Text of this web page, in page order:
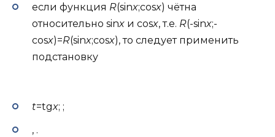
если функция R(sinx;cosx) чётна
относительно sinx и cosx, т.е. R(-sinx;-
cosx)=R(sinx;cosx), то следует применить
подстановку
t=tgx; ;
, .